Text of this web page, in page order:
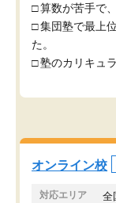
□ 算数が苦手で
□ 集団塾で最上
た。
□ 塾のカリキュ
オンライン校
対応エリア 全